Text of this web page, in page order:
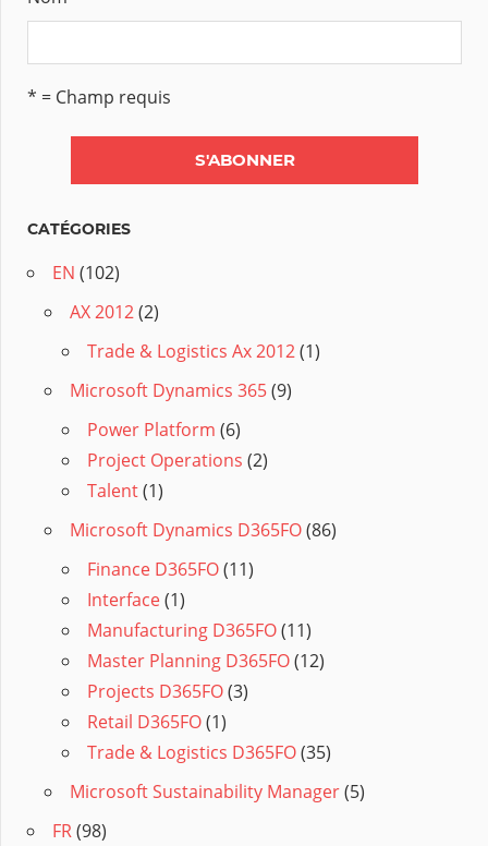
* = Champ requis
CATÉGORIES
EN (102)
AX 2012(2)
Trade & Logistics Ax 2012(1)
Microsoft Dynamics 365(9)
Power Platform (6)
Project Operations (2)
Talent(1)
Microsoft Dynamics D365FO(86)
Finance D365FO(11)
Interface(1)
Manufacturing D365FO(11)
Master Planning D365FO(12)
Projects D365FO(3)
Retail D365FO(1)
Trade & Logistics D365FO(35)
Microsoft Sustainability Manager(5)
FR(98)